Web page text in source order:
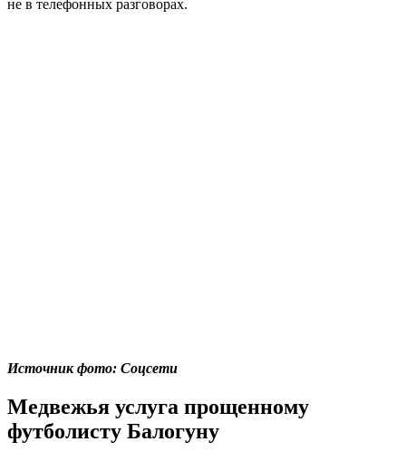
не в телефонных разговорах.
Источник фото: Соцсети
Медвежья услуга прощенному
футболисту Балогуну